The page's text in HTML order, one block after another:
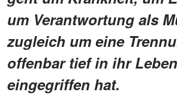
um Verantwortung als
zugleich um eine
offenbar tief in ihr Leben
eingegriffen hat.